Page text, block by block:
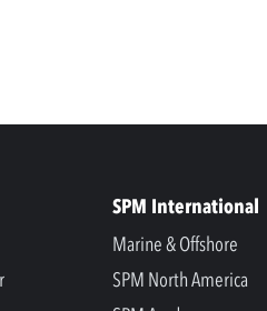
SPM International
Marine & Offshore
SPM North America